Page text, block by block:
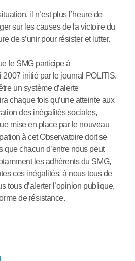
il n’est plus l’heure de
sur les causes de la victoire du
de s’unir pour résister et lutter.
le SMG participe à
2007 initié par le journal POLITIS.
un système d’alerte
chaque fois qu’une atteinte aux
des inégalités sociales,
mise en place par le nouveau
à cet Observatoire doit se
que chacun d’entre nous peut
les adhérents du SMG,
ces inégalités, à nous tous de
tous d’alerter l’opinion publique,
de résistance.